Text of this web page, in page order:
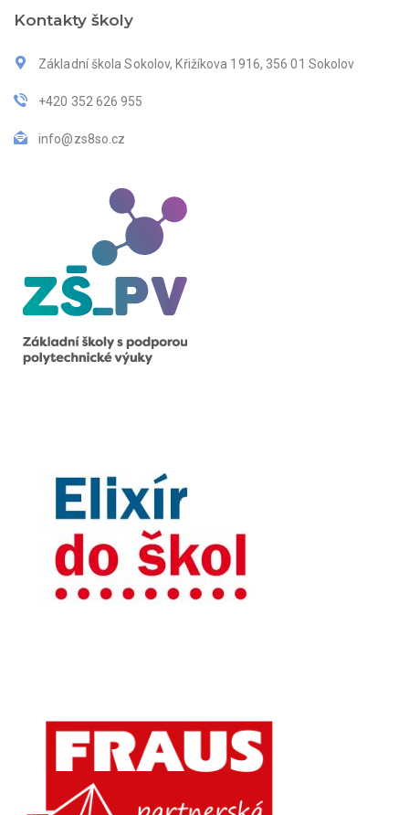
Kontakty školy
Základní škola Sokolov, Křižíkova 1916, 356 01 Sokolov
+420 352 626 955
info@zs8so.cz